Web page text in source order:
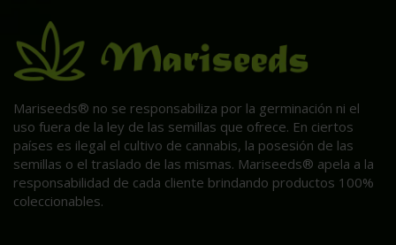
Mariseeds® no se responsabiliza por la germinación ni el
uso fuera de la ley de las semillas que ofrece. En ciertos
países es ilegal el cultivo de cannabis, la posesión de las
semillas o el traslado de las mismas. Mariseeds® apela a la
responsabilidad de cada cliente brindando productos 100%
coleccionables.